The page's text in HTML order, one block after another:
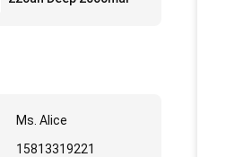
Ms. Alice
15813319221